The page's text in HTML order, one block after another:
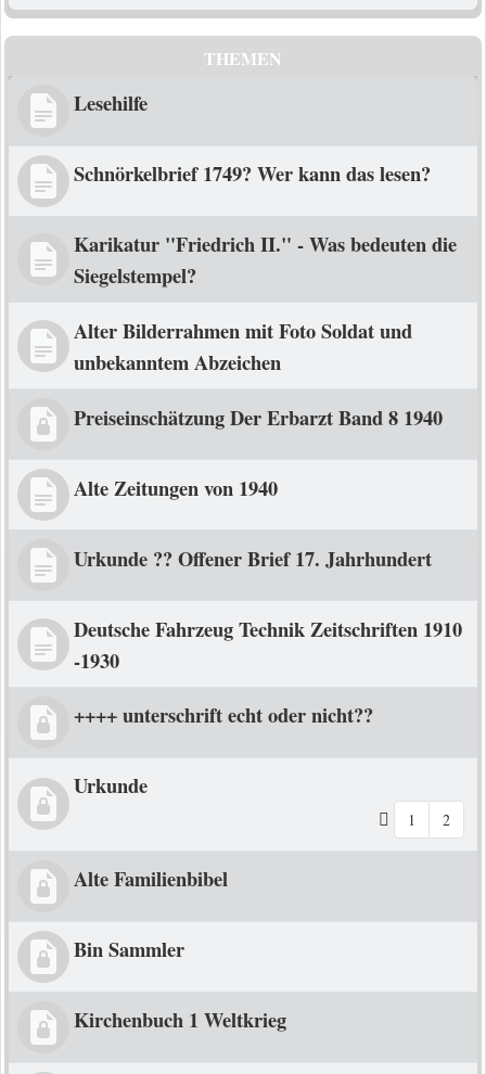
THEMEN
Lesehilfe
Schnörkelbrief 1749? Wer kann das lesen?
Karikatur "Friedrich II." - Was bedeuten die
Siegelstempel?
Alter Bilderrahmen mit Foto Soldat und
unbekanntem Abzeichen
Preiseinschätzung Der Erbarzt Band 8 1940
Alte Zeitungen von 1940
Urkunde ?? Offener Brief 17. Jahrhundert
Deutsche Fahrzeug Technik Zeitschriften 1910
-1930
++++ unterschrift echt oder nicht??
Urkunde
1 2
Alte Familienbibel
Bin Sammler
Kirchenbuch 1 Weltkrieg